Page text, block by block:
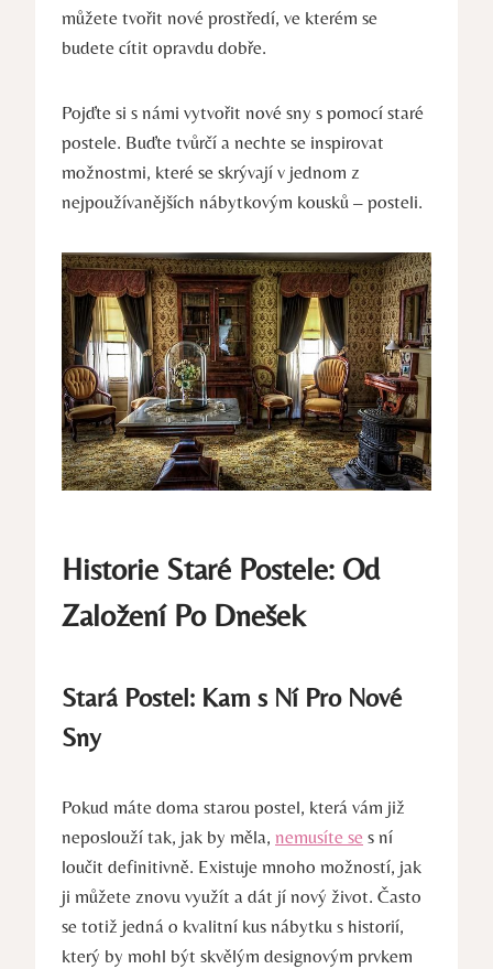
můžete tvořit nové prostředí, ve kterém se
budete cítit opravdu dobře.
Pojďte si s námi vytvořit nové sny s pomocí staré
postele. Buďte tvůrčí a nechte se inspirovat
možnostmi, které se skrývají v jednom z
nejpoužívanějších nábytkovým kousků – posteli.
Historie Staré Postele: Od
Založení Po Dnešek
Stará Postel: Kam s Ní Pro Nové
Sny
Pokud máte doma starou postel, která vám již
neposlouží tak, jak by měla, nemusíte se s ní
loučit definitivně. Existuje mnoho možností, jak
ji můžete znovu využít a dát jí nový život. Často
se totiž jedná o kvalitní kus nábytku s historií,
který by mohl být skvělým designovým prvkem